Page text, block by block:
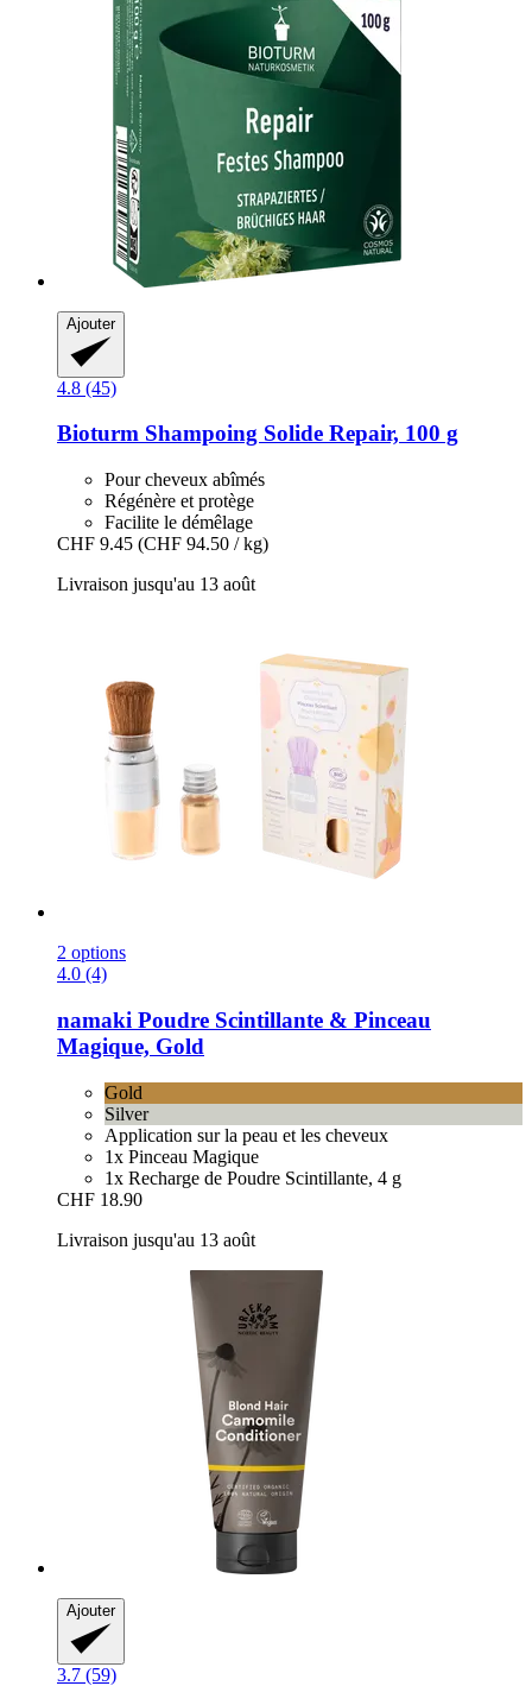
Ajouter
4.8 (45)
Bioturm Shampoing Solide Repair, 100 g
Pour cheveux abîmés
Régénère et protège
Facilite le démêlage
CHF 9.45 (CHF 94.50 / kg)
Livraison jusqu'au 13 août
2 options
4.0 (4)
namaki Poudre Scintillante & Pinceau
Magique, Gold
Gold
Silver
Application sur la peau et les cheveux
1x Pinceau Magique
1x Recharge de Poudre Scintillante, 4 g
CHF 18.90
Livraison jusqu'au 13 août
Ajouter
3.7 (59)